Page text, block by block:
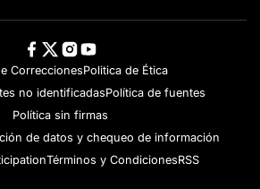
CorreccionesPolitica de Ética
no identificadasPolítica de fuentes
Política sin firmas
de datos y chequeo de información
Términos y CondicionesRSS